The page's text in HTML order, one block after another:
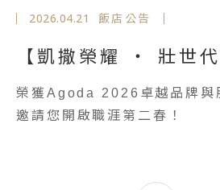
2026.04.21 飯店公告
【凱撒榮耀 ‧ 壯世代
榮獲Agoda 2026卓越品牌與
邀請您開啟職涯第二春！